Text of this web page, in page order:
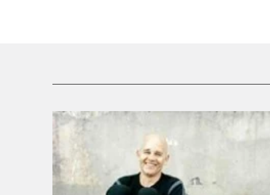
Daniel Mille - Critique sortie Jazz / Musiques